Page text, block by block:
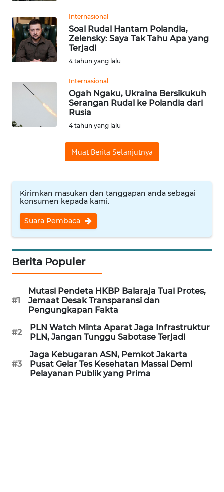
Internasional
Soal Rudal Hantam Polandia,
Zelensky: Saya Tak Tahu Apa yang
Terjadi
4 tahun yang lalu
Internasional
Ogah Ngaku, Ukraina Bersikukuh
Serangan Rudal ke Polandia dari
Rusia
4 tahun yang lalu
Muat Berita Selanjutnya
Kirimkan masukan dan tanggapan anda sebagai
konsumen kepada kami.
Suara Pembaca
Berita Populer
#1
Mutasi Pendeta HKBP Balaraja Tuai Protes,
Jemaat Desak Transparansi dan
Pengungkapan Fakta
#2
PLN Watch Minta Aparat Jaga Infrastruktur
PLN, Jangan Tunggu Sabotase Terjadi
#3
Jaga Kebugaran ASN, Pemkot Jakarta
Pusat Gelar Tes Kesehatan Massal Demi
Pelayanan Publik yang Prima
PADANG
LAWAS
WN
WN
CIANJUR
TANGERANG
WN
BINJAI
WN
CIREBON
WN
INDRAMAYU
WN
KUNINGAN
WN
MAJALENGKA